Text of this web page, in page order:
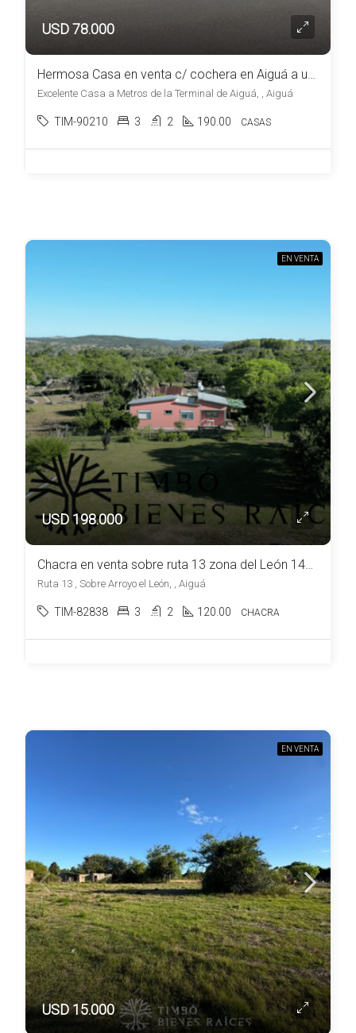
USD 78.000
Hermosa Casa en venta c/ cochera en Aiguá a una cuadra de la Plaza
Excelente Casa a Metros de la Terminal de Aiguá, , Aiguá
TIM-90210 3 2 190.00 CASAS
EN VENTA
USD 198.000
Chacra en venta sobre ruta 13 zona del León 14ha próximas a la ciudad de Aiguá
Ruta 13 , Sobre Arroyo el León, , Aiguá
TIM-82838 3 2 120.00 CHACRA
EN VENTA
USD 15.000